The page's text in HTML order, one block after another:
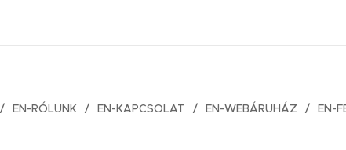
EN-RÓLUNK EN-KAPCSOLAT EN-WEBÁRUHÁZ EN-